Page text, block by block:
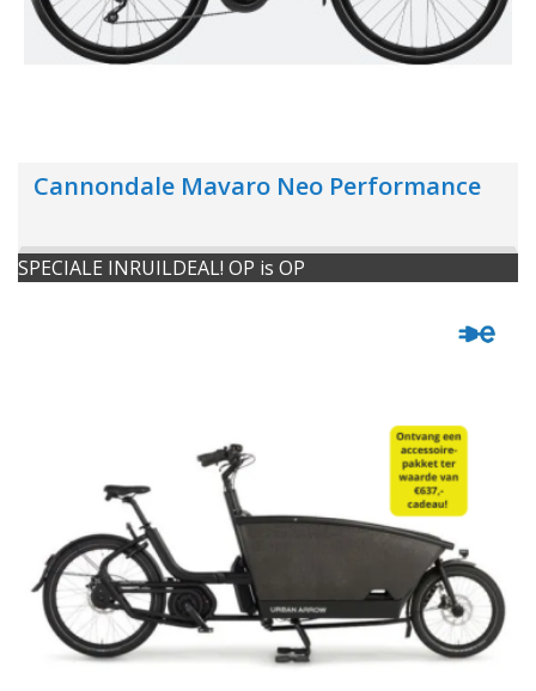
Cannondale Mavaro Neo Performance
SPECIALE INRUILDEAL! OP is OP